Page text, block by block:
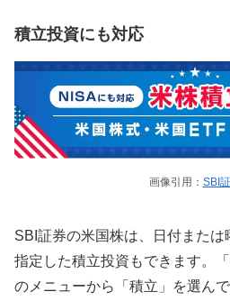
積立投資にも対応
画像引用： SBI
SBI証券の米国株は、日付また
指定した積立投資もできます。
のメニューから「積立」を選ん